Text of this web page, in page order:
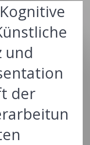
und
der